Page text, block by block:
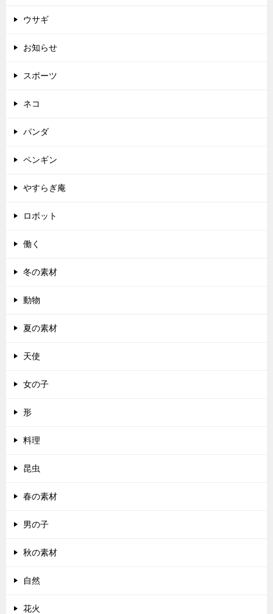
ウサギ
お知らせ
スポーツ
ネコ
パンダ
ペンギン
やすらぎ庵
ロボット
働く
冬の素材
動物
夏の素材
天使
女の子
形
料理
昆虫
春の素材
男の子
秋の素材
自然
花火